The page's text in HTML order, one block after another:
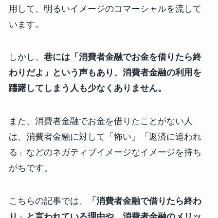
用して、明るいイメージのコマーシャルを流して
います。
しかし、 巷には「消費者金融でお金を借りたら終
わりだよ」という声もあり、消費者金融の利用を
躊躇してしまう人も少なくありません。
また、消費者金融でお金を借りたことがない人
は、消費者金融に対して「怖い」「返済に追われ
る」などのネガティブイメージなイメージを持ち
がちです。
こちらの記事では、
「消費者金融で借りたら終わ